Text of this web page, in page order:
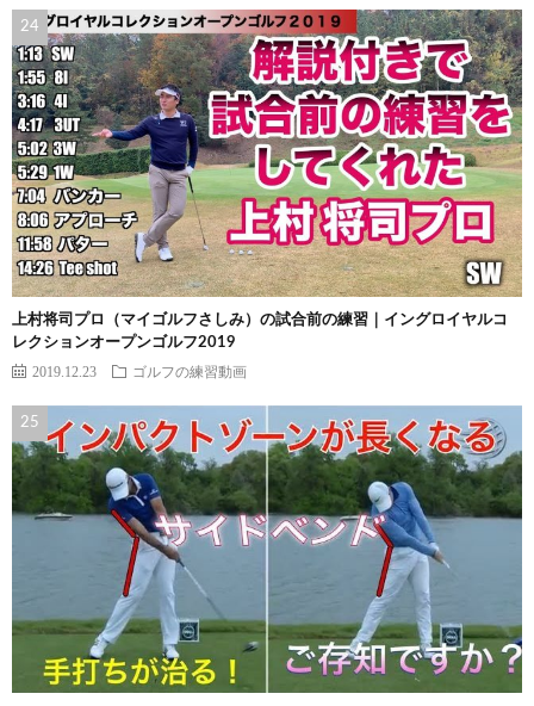
上村将司プロ（マイゴルフさしみ）の試合前の練習｜イングロイヤルコ
レクションオープンゴルフ2019
2019.12.23 ゴルフの練習動画